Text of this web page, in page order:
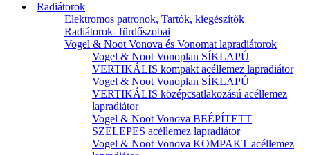
Radiátorok
Elektromos patronok, Tartók, kiegészítők
Radiátorok- fürdőszobai
Vogel & Noot Vonova és Vonomat lapradiátorok
Vogel & Noot Vonoplan SÍKLAPÚ
VERTIKÁLIS kompakt acéllemez lapradiátor
Vogel & Noot Vonoplan SÍKLAPÚ
VERTIKÁLIS középcsatlakozású acéllemez
lapradiátor
Vogel & Noot Vonova BEÉPÍTETT
SZELEPES acéllemez lapradiátor
Vogel & Noot Vonova KOMPAKT acéllemez